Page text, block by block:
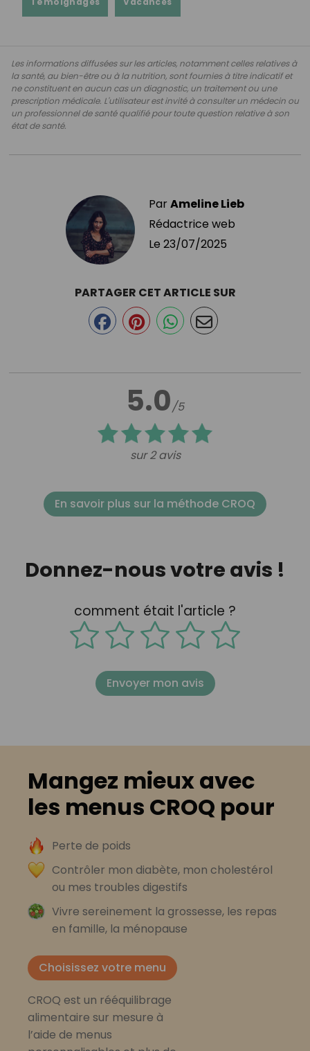
Les informations diffusées sur les articles, notamment celles relatives à
la santé, au bien-être ou à la nutrition, sont fournies à titre indicatif et
ne constituent en aucun cas un diagnostic, un traitement ou une
prescription médicale. L'utilisateur est invité à consulter un médecin ou
un professionnel de santé qualifié pour toute question relative à son
état de santé.
ParAmeline Lieb
Rédactrice web
Le 23/07/2025
5.0/5
sur 2 avis
PARTAGER CET ARTICLE SUR
En savoir plus sur la méthode CROQ
Donnez-nous votre avis !
comment était l'article ?
Envoyer mon avis
Mangez mieux avec
les menus CROQ pour
Perte de poids
Contrôler mon diabète, mon cholestérol
ou mes troubles digestifs
Vivre sereinement la grossesse, les repas
en famille, la ménopause
Choisissez votre menu
CROQ est un rééquilibrage
alimentaire sur mesure à
l’aide de menus